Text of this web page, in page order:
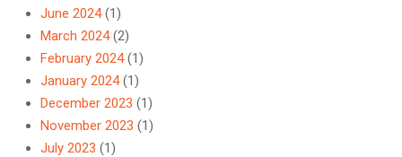
June 2024(1)
March 2024(2)
February 2024(1)
January 2024(1)
December 2023 (1)
November 2023 (1)
July 2023 (1)